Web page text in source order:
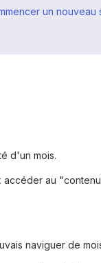
un nouveau
d'un mois.
au
naviguer de